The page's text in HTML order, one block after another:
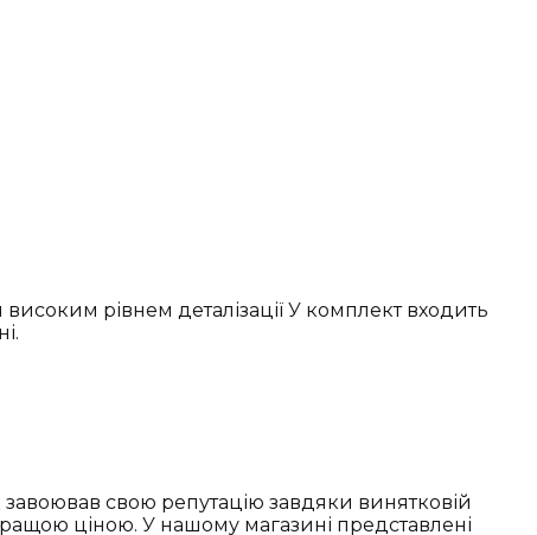
рівнем деталізації У комплект входить
свою репутацію завдяки винятковій
ціною. У нашому магазині представлені